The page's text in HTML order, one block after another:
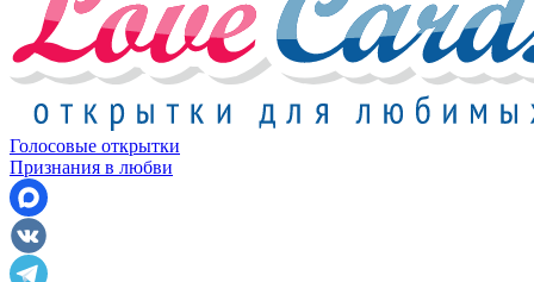
Голосовые открытки
Признания в любви